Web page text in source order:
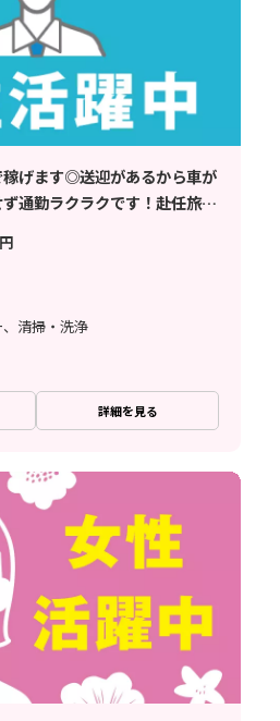
稼げます◎送迎があるから車が
通勤ラクラクです！赴任旅費
外の方にもおすすめ！
円
清掃・洗浄
詳細を見る